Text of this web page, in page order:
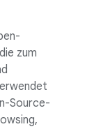
zum
Source-